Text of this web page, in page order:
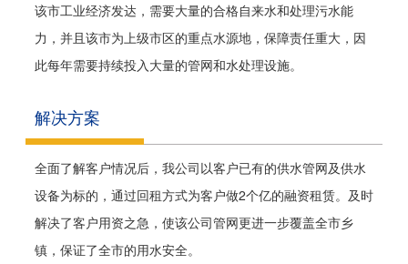
该市工业经济发达，需要大量的合格自来水和处理污水能
力，并且该市为上级市区的重点水源地，保障责任重大，因
此每年需要持续投入大量的管网和水处理设施。
解决方案
全面了解客户情况后，我公司以客户已有的供水管网及供水
设备为标的，通过回租方式为客户做2个亿的融资租赁。及时
解决了客户用资之急，使该公司管网更进一步覆盖全市乡
镇，保证了全市的用水安全。